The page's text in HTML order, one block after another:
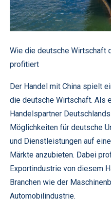
Wie die deutsche Wirtschaft
profitiert
Der Handel mit China spielt
die deutsche Wirtschaft. Als
Handelspartner
Möglichkeiten für deutsche
und Dienstleistungen auf
Märkte anzubieten. Dabei
Exportindustrie von diesem
Branchen wie der
Automobilindustrie.